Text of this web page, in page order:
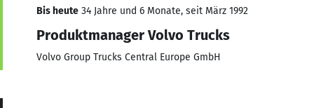
Bis heute 34 Jahre und 6 Monate, seit März 1992
Produktmanager Volvo Trucks
Volvo Group Trucks Central Europe GmbH